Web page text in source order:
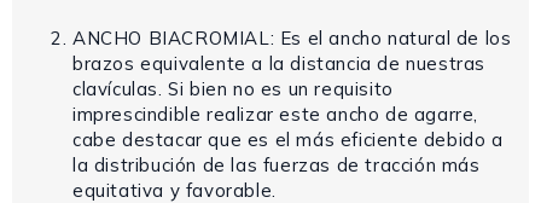
ANCHO BIACROMIAL: Es el ancho natural de los
brazos equivalente a la distancia de nuestras
clavículas. Si bien no es un requisito
imprescindible realizar este ancho de agarre,
cabe destacar que es el más eficiente debido a
la distribución de las fuerzas de tracción más
equitativa y favorable.